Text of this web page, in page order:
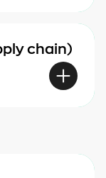
chain)